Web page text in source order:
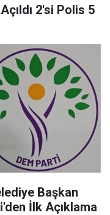
2'si Polis 5
Başkan
İlk Açıklama